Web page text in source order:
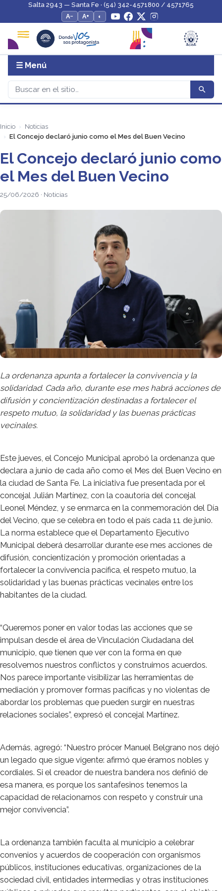
Salta 2943 — Santa Fe · (54) 342-4571800 / 4571765
A−
A+ ◐
☰ Menú
Inicio
Noticias
El Concejo declaró junio como el Mes del Buen Vecino
El Concejo declaró junio como
el Mes del Buen Vecino
25/06/2026 · Noticias
La ordenanza apunta a fortalecer la convivencia y la
solidaridad. Cada año, durante ese mes habrá acciones de
difusión y concientización destinadas a fortalecer el
respeto mutuo, la solidaridad y las buenas prácticas
vecinales.
Este jueves, el Concejo Municipal aprobó la ordenanza que
declara a junio de cada año como el Mes del Buen Vecino en
la ciudad de Santa Fe. La iniciativa fue presentada por el
concejal Julián Martínez, con la coautoría del concejal
Leonel Méndez, y se enmarca en la conmemoración del Día
del Vecino, que se celebra en todo el país cada 11 de junio.
La norma establece que el Departamento Ejecutivo
Municipal deberá desarrollar durante ese mes acciones de
difusión, concientización y promoción orientadas a
fortalecer la convivencia pacífica, el respeto mutuo, la
solidaridad y las buenas prácticas vecinales entre los
habitantes de la ciudad.
“Queremos poner en valor todas las acciones que se
impulsan desde el área de Vinculación Ciudadana del
municipio, que tienen que ver con la forma en que
resolvemos nuestros conflictos y construimos acuerdos.
Nos parece importante visibilizar las herramientas de
mediación y promover formas pacíficas y no violentas de
abordar los problemas que pueden surgir en nuestras
relaciones sociales”, expresó el concejal Martínez.
Además, agregó: “Nuestro prócer Manuel Belgrano nos dejó
un legado que sigue vigente: afirmó que éramos nobles y
cordiales. Si el creador de nuestra bandera nos definió de
esa manera, es porque los santafesinos tenemos la
capacidad de relacionarnos con respeto y construir una
mejor convivencia”.
La ordenanza también faculta al municipio a celebrar
convenios y acuerdos de cooperación con organismos
públicos, instituciones educativas, organizaciones de la
sociedad civil, entidades intermedias y otras instituciones